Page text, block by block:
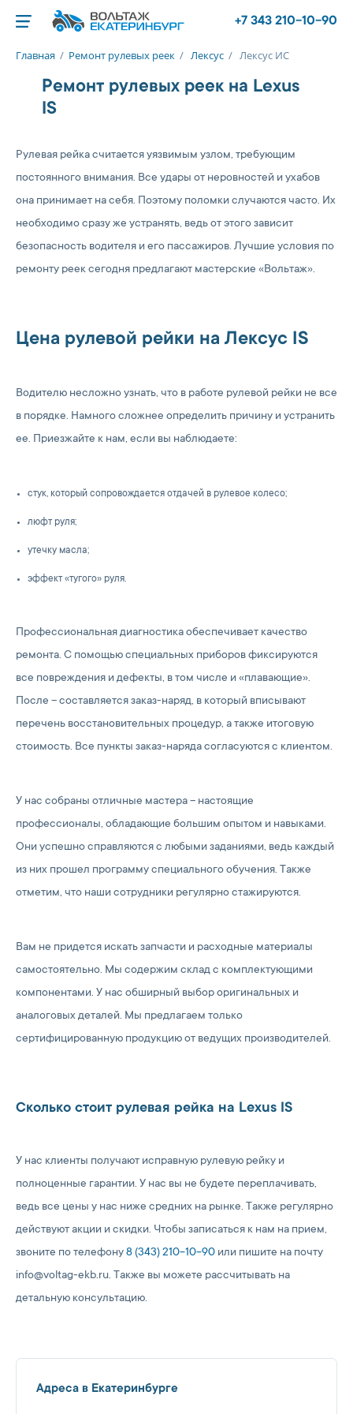
+7 343 210-10-90
Главная / Ремонт рулевых реек / Лексус / Лексус ИС
Ремонт рулевых реек на Lexus
IS
Рулевая рейка считается уязвимым узлом, требующим
постоянного внимания. Все удары от неровностей и ухабов
она принимает на себя. Поэтому поломки случаются часто. Их
необходимо сразу же устранять, ведь от этого зависит
безопасность водителя и его пассажиров. Лучшие условия по
ремонту реек сегодня предлагают мастерские «Вольтаж».
Цена рулевой рейки на Лексус IS
Водителю несложно узнать, что в работе рулевой рейки не все
в порядке. Намного сложнее определить причину и устранить
ее. Приезжайте к нам, если вы наблюдаете:
стук, который сопровождается отдачей в рулевое колесо;
люфт руля;
утечку масла;
эффект «тугого» руля.
Профессиональная диагностика обеспечивает качество
ремонта. С помощью специальных приборов фиксируются
все повреждения и дефекты, в том числе и «плавающие».
После – составляется заказ-наряд, в который вписывают
перечень восстановительных процедур, а также итоговую
стоимость. Все пункты заказ-наряда согласуются с клиентом.
У нас собраны отличные мастера – настоящие
профессионалы, обладающие большим опытом и навыками.
Они успешно справляются с любыми заданиями, ведь каждый
из них прошел программу специального обучения. Также
отметим, что наши сотрудники регулярно стажируются.
Вам не придется искать запчасти и расходные материалы
самостоятельно. Мы содержим склад с комплектующими
компонентами. У нас обширный выбор оригинальных и
аналоговых деталей. Мы предлагаем только
сертифицированную продукцию от ведущих производителей.
Сколько стоит рулевая рейка на Lexus IS
У нас клиенты получают исправную рулевую рейку и
полноценные гарантии. У нас вы не будете переплачивать,
ведь все цены у нас ниже средних на рынке. Также регулярно
действуют акции и скидки. Чтобы записаться к нам на прием,
звоните по телефону8 (343) 210-10-90 или пишите на почту
info@voltag-ekb.ru. Также вы можете рассчитывать на
детальную консультацию.
Адреса в Екатеринбурге